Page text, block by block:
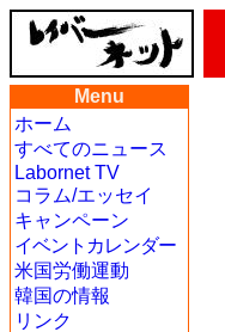
Menu
ホーム
すべてのニュース
Labornet TV
コラム/エッセイ
キャンペーン
イベントカレンダー
米国労働運動
韓国の情報
リンク